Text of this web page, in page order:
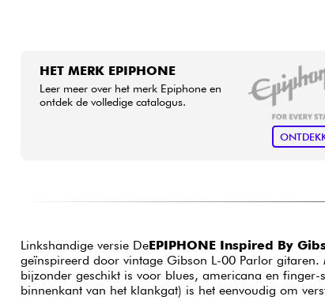
HET MERK EPIPHONE
Leer meer over het merk Epiphone en
ontdek de volledige catalogus.
Linkshandige versie DeEPIPHONE Inspired By
geïnspireerd door vintage Gibson L-00 Parlor
bijzonder geschikt is voor blues, americana en
binnenkant van het klankgat) is het eenvoudig om